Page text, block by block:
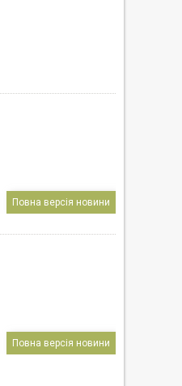
Повна версія новини
Повна версія новини